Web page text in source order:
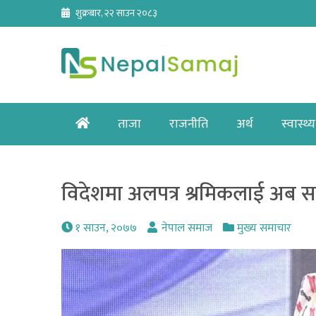
content
शुक्रबार, २२ साउन २०८३
Homeताजा राजनीति अर्थ
विदेशमा अलपत्र श्रमिकलाई अब
१ साउन, २०७७ नेपाल समाज मुख्य समाचार